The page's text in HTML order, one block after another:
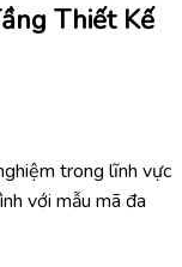
Thiết Kế
trong lĩnh vực
với mẫu mã đa